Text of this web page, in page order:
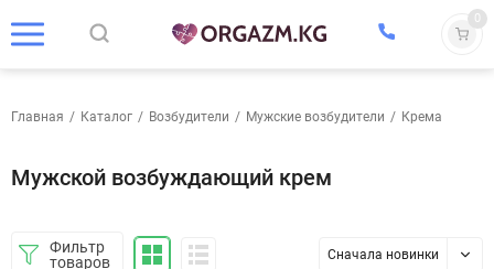
0
Главная / Каталог / Возбудители / Мужские возбудители / Крема
Мужской возбуждающий крем
Фильтр
товаров
Сначала новинки